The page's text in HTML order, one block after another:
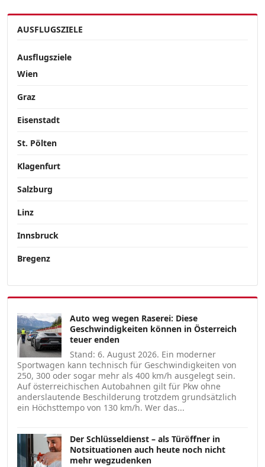
AUSFLUGSZIELE
Ausflugsziele
Wien
Graz
Eisenstadt
St. Pölten
Klagenfurt
Salzburg
Linz
Innsbruck
Bregenz
Auto weg wegen Raserei: Diese
Geschwindigkeiten können in Österreich
teuer enden
Stand: 6. August 2026. Ein moderner
Sportwagen kann technisch für Geschwindigkeiten von
250, 300 oder sogar mehr als 400 km/h ausgelegt sein.
Auf österreichischen Autobahnen gilt für Pkw ohne
anderslautende Beschilderung trotzdem grundsätzlich
ein Höchsttempo von 130 km/h. Wer das...
Der Schlüsseldienst – als Türöffner in
Notsituationen auch heute noch nicht
mehr wegzudenken